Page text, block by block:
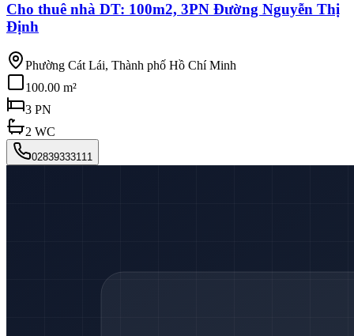
Cho thuê nhà DT: 100m2, 3PN Đường Nguyễn Thị
Định
Phường Cát Lái, Thành phố Hồ Chí Minh
100.00 m²
3 PN
2 WC
02839333111